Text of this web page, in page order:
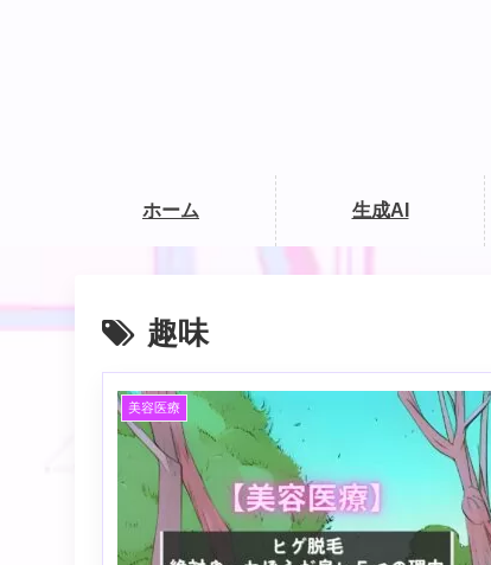
ホーム 生成AI
趣味
美容医療